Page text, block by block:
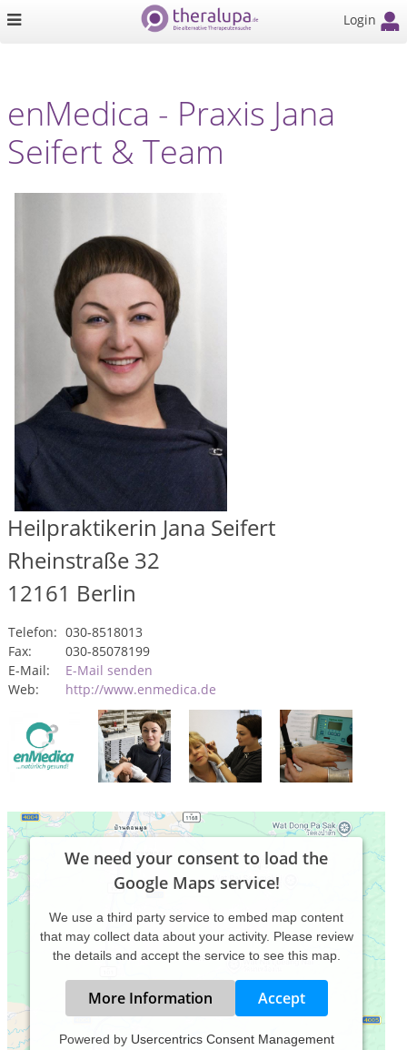
Login
enMedica - Praxis Jana
Seifert & Team
Heilpraktikerin Jana Seifert
Rheinstraße 32
12161 Berlin
Telefon: 030-8518013
Fax:
030-85078199
E-Mail:
E-Mail senden
Web:
http://www.enmedica.de
We need your consent to load the
Google Maps service!
We use a third party service to embed map content
that may collect data about your activity. Please review
the details and accept the service to see this map.
More Information Accept
Powered by Usercentrics Consent Management